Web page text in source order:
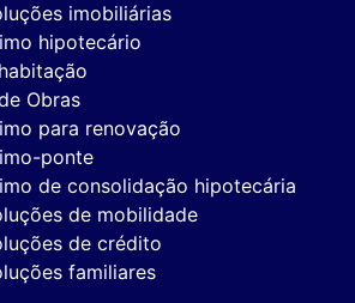
imobiliárias
hipotecário
Obras
para renovação
ponte
de consolidação hipotecária
de mobilidade
de crédito
familiares